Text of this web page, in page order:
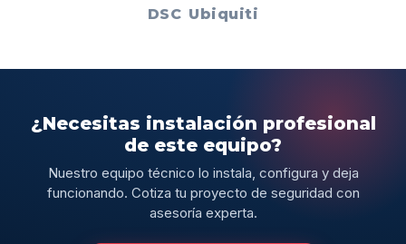
DSC Ubiquiti
¿Necesitas instalación profesional
de este equipo?
Nuestro equipo técnico lo instala, configura y deja
funcionando. Cotiza tu proyecto de seguridad con
asesoría experta.